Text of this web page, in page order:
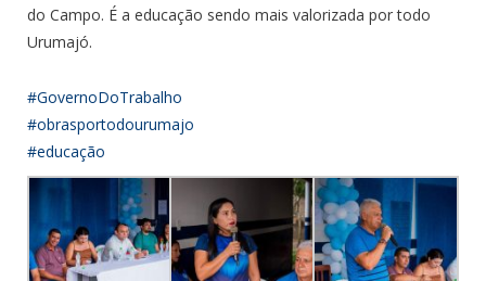
do Campo. É a educação sendo mais valorizada por todo
Urumajó.
#GovernoDoTrabalho
#obrasportodourumajo
#educação